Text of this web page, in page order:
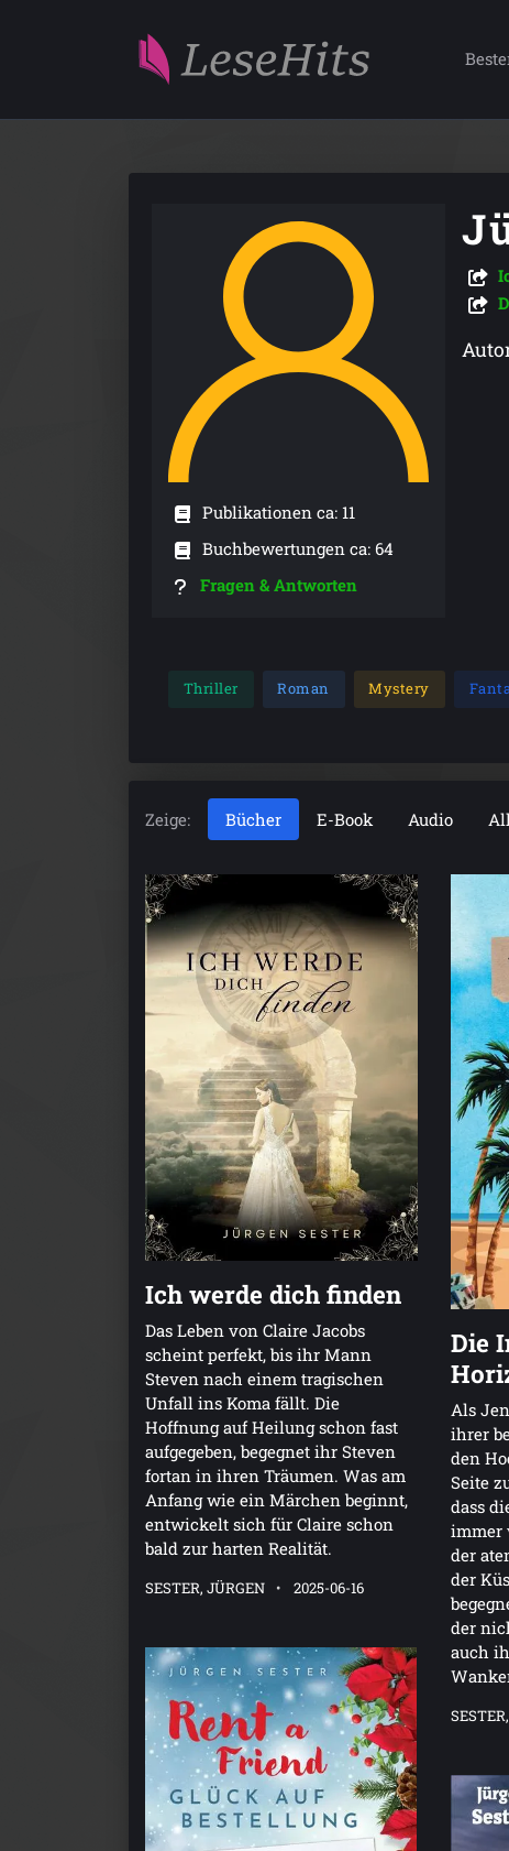
Publikationen ca: 11
Buchbewertungen ca: 64
Fragen & Antworten
Thriller Roman Mystery
Zeige: Bücher E-Book Audio
Ich werde dich finden
Das Leben von Claire Jacobs
scheint perfekt, bis ihr Mann
Steven nach einem tragischen
Unfall ins Koma fällt. Die
Hoffnung auf Heilung schon fast
aufgegeben, begegnet ihr Steven
fortan in ihren Träumen. Was am
Anfang wie ein Märchen beginnt,
entwickelt sich für Claire schon
bald zur harten Realität.
SESTER, JÜRGEN 2025-06-16
Die
Als
ihrer
den
Seite
dass
immer
der
der
der
auch